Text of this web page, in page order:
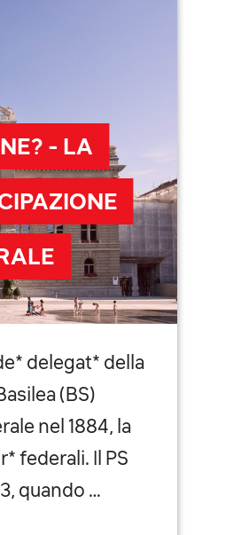
- LA
delegat* della
(BS)
nel 1884, la
federali. Il PS
quando …